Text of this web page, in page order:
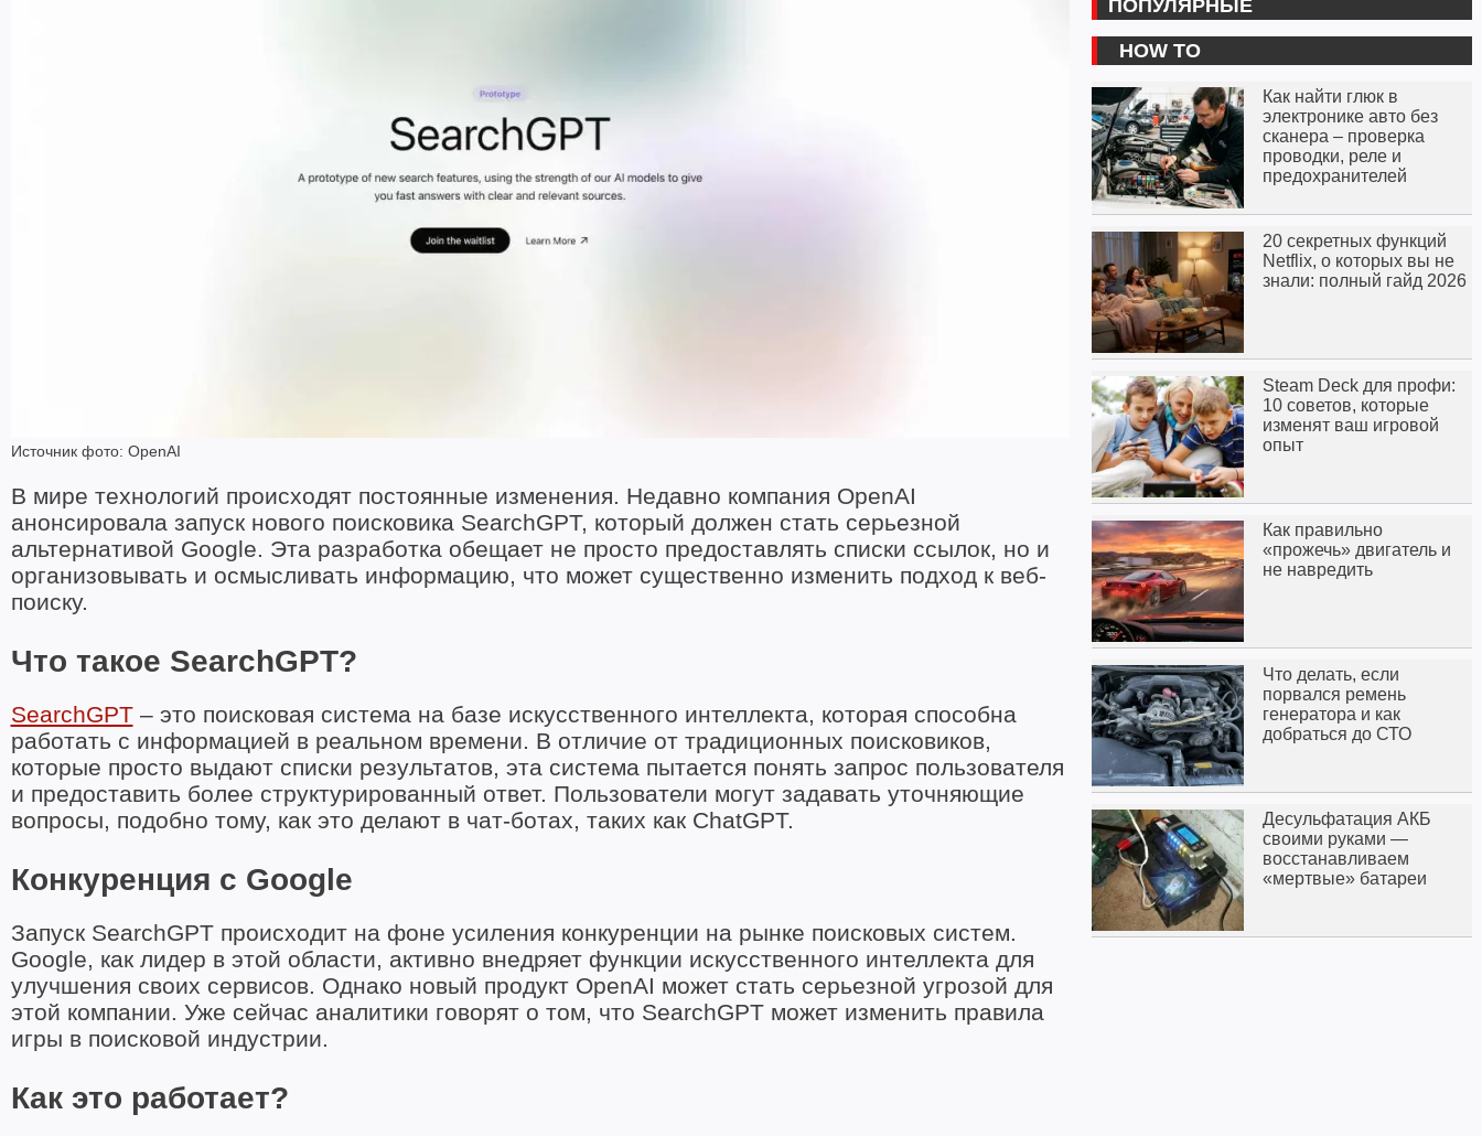
Источник фото: OpenAI
В мире технологий происходят постоянные изменения. Недавно компания OpenAI
анонсировала запуск нового поисковика SearchGPT, который должен стать серьезной
альтернативой Google. Эта разработка обещает не просто предоставлять списки ссылок, но и
организовывать и осмысливать информацию, что может существенно изменить подход к веб-
поиску.
Что такое SearchGPT?
SearchGPT– это поисковая система на базе искусственного интеллекта, которая способна
работать с информацией в реальном времени. В отличие от традиционных поисковиков,
которые просто выдают списки результатов, эта система пытается понять запрос пользователя
и предоставить более структурированный ответ. Пользователи могут задавать уточняющие
вопросы, подобно тому, как это делают в чат-ботах, таких как ChatGPT.
Конкуренция с Google
Запуск SearchGPT происходит на фоне усиления конкуренции на рынке поисковых систем.
Google, как лидер в этой области, активно внедряет функции искусственного интеллекта для
улучшения своих сервисов. Однако новый продукт OpenAI может стать серьезной угрозой для
этой компании. Уже сейчас аналитики говорят о том, что SearchGPT может изменить правила
игры в поисковой индустрии.
Как это работает?
ПОПУЛЯРНЫЕ
HOW TO
Как найти глюк в
электронике авто без
сканера – проверка
проводки, реле и
предохранителей
20 секретных функций
Netflix, о которых вы не
знали: полный гайд 2026
Steam Deck для профи:
10 советов, которые
изменят ваш игровой
опыт
Как правильно
«прожечь» двигатель и
не навредить
Что делать, если
порвался ремень
генератора и как
добраться до СТО
Десульфатация АКБ
своими руками —
восстанавливаем
«мертвые» батареи